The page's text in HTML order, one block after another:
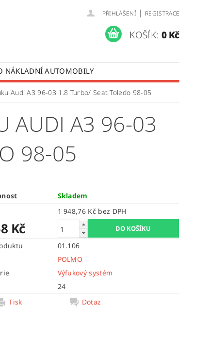
PŘIHLÁŠENÍ | REGISTRACE
KOŠÍK: 0 Kč
NÁKLADNÍ AUTOMOBILY
A OPRAVY LISTOVÝCH PER
Audi A3 96-03 1.8 Turbo/ Seat Toledo 98-05
AUDI A3 96-03
98-05
Skladem
1 948,76 Kč bez DPH
Kč
01.106
POLMO
Výfukový systém
24
Tisk
Dotaz